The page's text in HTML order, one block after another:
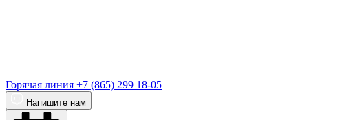
Горячая линия +7 (865) 299 18-05
Напишите нам